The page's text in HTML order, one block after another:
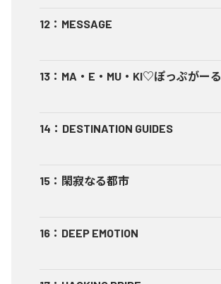
12 ： MESSAGE
13 ： MA・E・MU・KI♡ぽっぷがーる
14 ： DESTINATION GUIDES
15 ： 閑寂なる都市
16 ： DEEP EMOTION